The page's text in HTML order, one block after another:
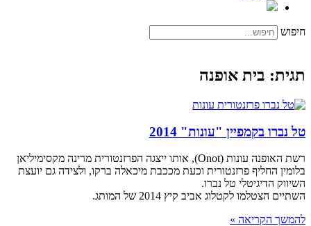
חיפוש
תגית: בית אופנה
טל נברו בקמפיין "עונות" 2014
רשת האופנה עונות (Onot), אותו ייצגה הפרזנטורית מרינה מקסימיליאן
בלומין החליף פרזנטורית וכעת מככבת מיכאלה ברקו, ולצידה גם יועצת
השיווק הדיגיטלי טל נברו.
השתיים הצטלמו לקטלוג אביב קיץ 2014 של המותג.
להמשך הקריאה »